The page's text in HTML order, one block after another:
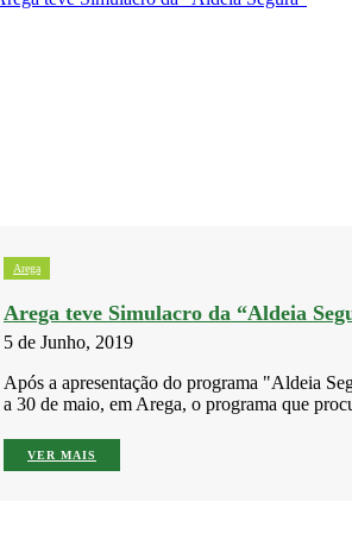
Arega
Arega teve Simulacro da “Aldeia
5 de Junho, 2019
Após a apresentação do programa "Aldeia
a 30 de maio, em Arega, o programa que
VER MAIS